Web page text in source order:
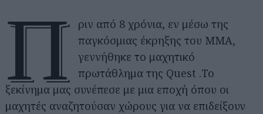
Π
ριν από 8 χρόνια, εν μέσω της
παγκόσμιας έκρηξης του ΜΜΑ,
γεννήθηκε το μαχητικό
πρωτάθλημα της Quest .Το
ξεκίνημα μας συνέπεσε με μια εποχή όπου οι
μαχητές αναζητούσαν χώρους για να επιδείξουν